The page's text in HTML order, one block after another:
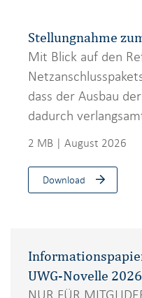
Stellungnahme
Mit Blick auf den
dass der Ausbau
dadurch
2 MB | August 2026
Download
UWG-Novelle 2026